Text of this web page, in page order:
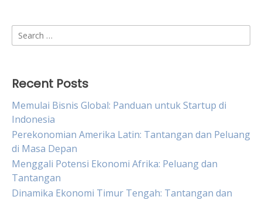
Search
for:
Recent Posts
Memulai Bisnis Global: Panduan untuk Startup di
Indonesia
Perekonomian Amerika Latin: Tantangan dan Peluang
di Masa Depan
Menggali Potensi Ekonomi Afrika: Peluang dan
Tantangan
Dinamika Ekonomi Timur Tengah: Tantangan dan